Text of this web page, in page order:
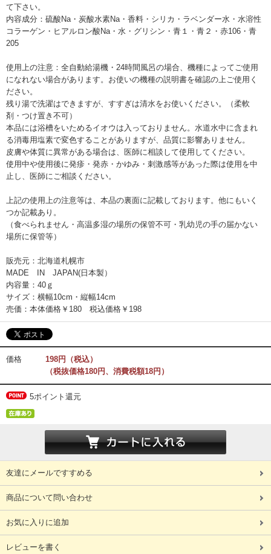
て下さい。
内容成分：硫酸Na・炭酸水素Na・香料・シリカ・ラベンダー水・水溶性
コラーゲン・ヒアルロン酸Na・水・グリシン・青１・青２・赤106・青
205
使用上の注意：全自動給湯機・24時間風呂の場合、機種によってご使用
になれない場合があります。お使いの機種の説明書を確認の上ご使用く
ださい。
残り湯で洗濯はできますが、すすぎは清水をお使いください。（柔軟
剤・つけ置き不可）
本品には浴槽をいためるイオウは入っておりません。水道水中に含まれ
る消毒用塩素で変色することがありますが、品質に影響ありません。
皮膚や体質に異常がある場合は、医師に相談して使用してください。
使用中や使用後に発疹・発赤・かゆみ・刺激感等があった際は使用を中
止し、医師にご相談ください。
上記の使用上の注意等は、本品の裏面に記載しております。他にもいく
つか記載あり。
（食べられません・高温多湿の場所の保管不可・乳幼児の手の届かない
場所に保管等）
販売元：北海道札幌市
MADE IN JAPAN(日本製）
内容量：40ｇ
サイズ：横幅10cm・縦幅14cm
売価：本体価格￥180 税込価格￥198
価格
198円（税込）
（税抜価格180円、消費税額18円）
5ポイント還元
友達にメールですすめる
商品について問い合わせ
お気に入りに追加
レビューを書く